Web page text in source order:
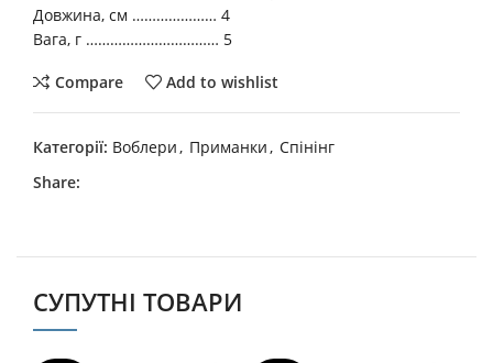
Довжина, см ………………… 4
Вага, г …………………………… 5
Compare Add to wishlist
Категорії: Воблери, Приманки, Спінінг
Share:
СУПУТНІ ТОВАРИ